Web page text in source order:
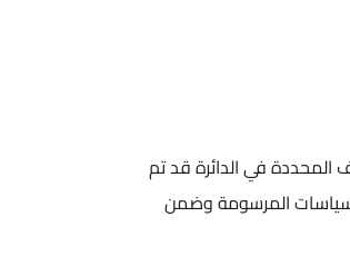
الدائرة قد تم
وضمن